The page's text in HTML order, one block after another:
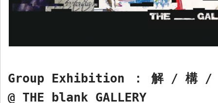
Group Exhibition ： 解 / 構
@ THE blank GALLERY